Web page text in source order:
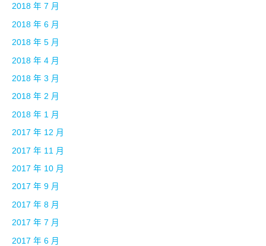
2018 年 7 月
2018 年 6 月
2018 年 5 月
2018 年 4 月
2018 年 3 月
2018 年 2 月
2018 年 1 月
2017 年 12 月
2017 年 11 月
2017 年 10 月
2017 年 9 月
2017 年 8 月
2017 年 7 月
2017 年 6 月